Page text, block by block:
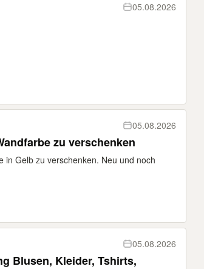
05.08.2026
05.08.2026
zu verschenken
in Gelb zu verschenken. Neu und noch
05.08.2026
Blusen, Kleider, Tshirts,